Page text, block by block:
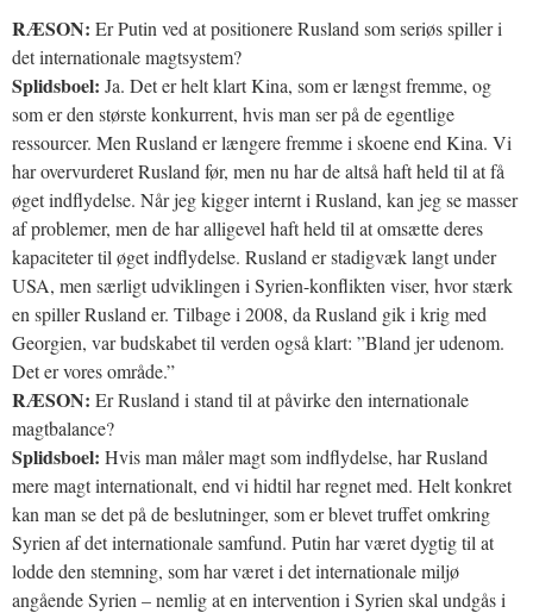
RÆSON: Er Putin ved at positionere Rusland som seriøs spiller i
det internationale magtsystem?
Splidsboel: Ja. Det er helt klart Kina, som er længst fremme, og
som er den største konkurrent, hvis man ser på de egentlige
ressourcer. Men Rusland er længere fremme i skoene end Kina. Vi
har overvurderet Rusland før, men nu har de altså haft held til at få
øget indflydelse. Når jeg kigger internt i Rusland, kan jeg se masser
af problemer, men de har alligevel haft held til at omsætte deres
kapaciteter til øget indflydelse. Rusland er stadigvæk langt under
USA, men særligt udviklingen i Syrien-konflikten viser, hvor stærk
en spiller Rusland er. Tilbage i 2008, da Rusland gik i krig med
Georgien, var budskabet til verden også klart: ”Bland jer udenom.
Det er vores område.”
RÆSON: Er Rusland i stand til at påvirke den internationale
magtbalance?
Splidsboel: Hvis man måler magt som indflydelse, har Rusland
mere magt internationalt, end vi hidtil har regnet med. Helt konkret
kan man se det på de beslutninger, som er blevet truffet omkring
Syrien af det internationale samfund. Putin har været dygtig til at
lodde den stemning, som har været i det internationale miljø
angående Syrien – nemlig at en intervention i Syrien skal undgås i